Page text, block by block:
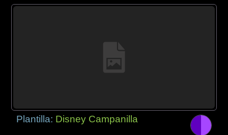
Plantilla: Disney Campanilla